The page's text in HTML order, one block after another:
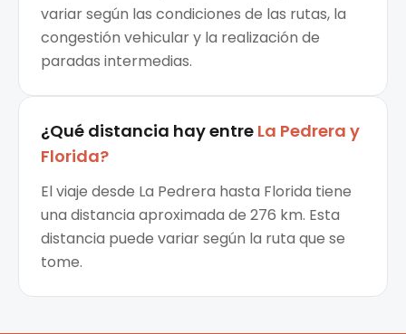
variar según las condiciones de las rutas, la
congestión vehicular y la realización de
paradas intermedias.
¿Qué distancia hay entre La Pedrera y
Florida?
El viaje desde La Pedrera hasta Florida tiene
una distancia aproximada de 276 km. Esta
distancia puede variar según la ruta que se
tome.